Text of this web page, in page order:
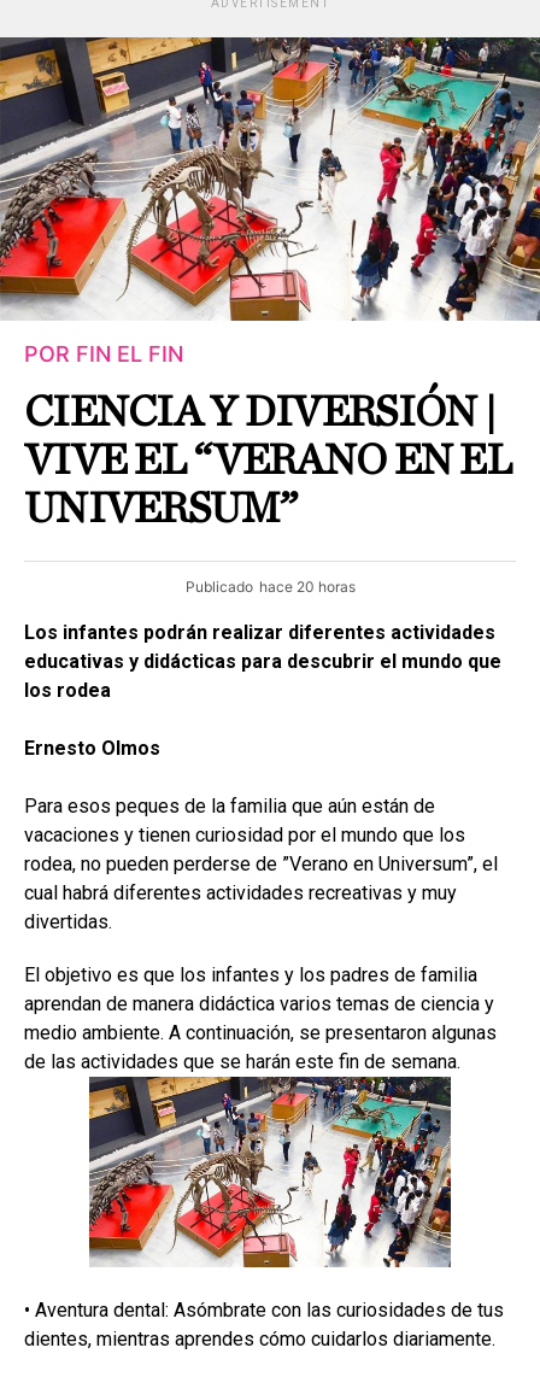
ADVERTISEMENT
POR FIN EL FIN
CIENCIA Y DIVERSIÓN |
VIVE EL “VERANO EN EL
UNIVERSUM”
Publicado hace 20 horas
Los infantes podrán realizar diferentes actividades
educativas y didácticas para descubrir el mundo que
los rodea
Ernesto Olmos
Para esos peques de la familia que aún están de
vacaciones y tienen curiosidad por el mundo que los
rodea, no pueden perderse de ”Verano en Universum”, el
cual habrá diferentes actividades recreativas y muy
divertidas.
El objetivo es que los infantes y los padres de familia
aprendan de manera didáctica varios temas de ciencia y
medio ambiente. A continuación, se presentaron algunas
de las actividades que se harán este fin de semana.
• Aventura dental: Asómbrate con las curiosidades de tus
dientes, mientras aprendes cómo cuidarlos diariamente.